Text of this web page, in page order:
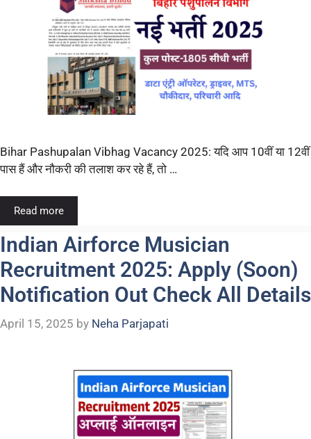
Bihar Pashupalan Vibhag Vacancy 2025: यदि आप 10वीं या 12वीं
पास हैं और नौकरी की तलाश कर रहे हैं, तो …
Read more
Indian Airforce Musician
Recruitment 2025: Apply (Soon)
Notification Out Check All Details
April 15, 2025 by Neha Parjapati